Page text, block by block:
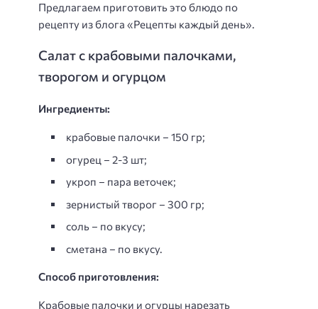
Предлагаем приготовить это блюдо по
рецепту из блога «Рецепты каждый день».
Салат с крабовыми палочками,
творогом и огурцом
Ингредиенты:
крабовые палочки – 150 гр;
огурец – 2-3 шт;
укроп – пара веточек;
зернистый творог – 300 гр;
соль – по вкусу;
сметана – по вкусу.
Способ приготовления:
Крабовые палочки и огурцы нарезать